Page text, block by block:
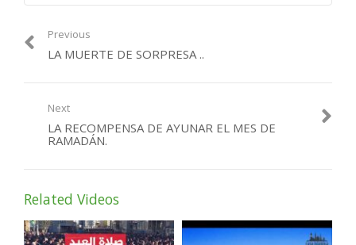
Previous
LA MUERTE DE SORPRESA ..
Next
LA RECOMPENSA DE AYUNAR EL MES DE
RAMADÁN.
Related Videos